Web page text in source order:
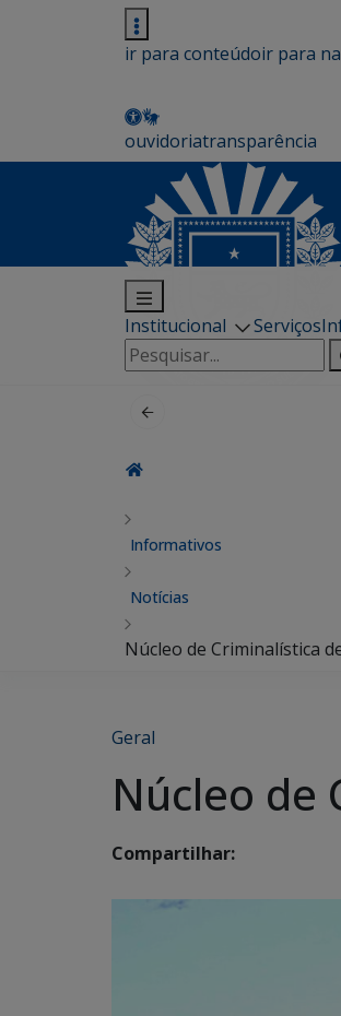
ir para conteúdoir para
ouvidoriatransparência
Institucional Serviços
Pesquisar
por:
Informativos
Notícias
Núcleo de Criminalística
Geral
Núcleo de
Compartilhar: